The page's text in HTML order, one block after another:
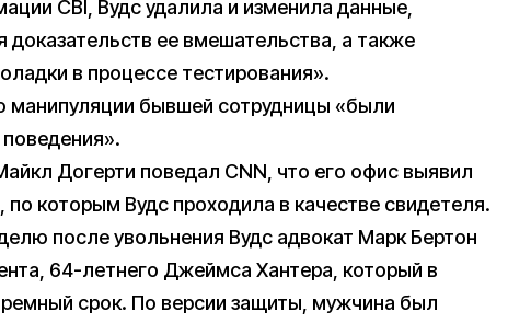
CBI, Вудс удалила и изменила данные,
ее вмешательства, а также
в процессе тестирования».
манипуляции бывшей сотрудницы «были
Догерти поведал CNN, что его офис выявил
которым Вудс проходила в качестве свидетеля.
после увольнения Вудс адвокат Марк Бертон
64-летнего Джеймса Хантера, который в
срок. По версии защиты, мужчина был